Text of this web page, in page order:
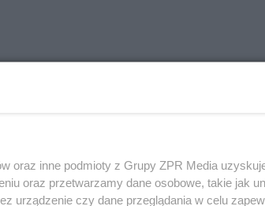
i uprawa pietruszki
oraz inne podmioty z Grupy ZPR Media
oraz przetwarzamy dane osobowe, takie jak
urządzenie czy dane przeglądania w celu